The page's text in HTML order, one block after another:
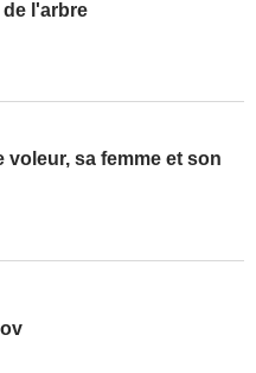
l'arbre
voleur, sa femme et son